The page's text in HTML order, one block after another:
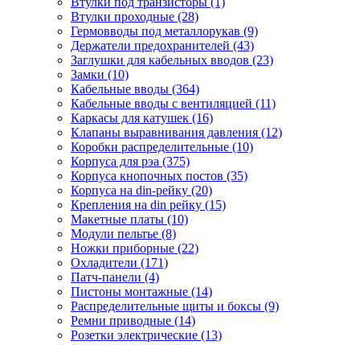
Втулки проходные (28)
Гермовводы под металлорукав (9)
Держатели предохранителей (43)
Заглушки для кабельных вводов (23)
Замки (10)
Кабельные вводы (364)
Кабельные вводы с вентиляцией (11)
Каркасы для катушек (16)
Клапаны выравнивания давления (12)
Коробки распределительные (10)
Корпуса для рэа (375)
Корпуса кнопочных постов (35)
Корпуса на din-рейку (20)
Крепления на din рейку (15)
Макетные платы (10)
Модули пельтье (8)
Ножки приборные (22)
Охладители (171)
Патч-панели (4)
Пистоны монтажные (14)
Распределительные щиты и боксы (9)
Ремни приводные (14)
Розетки электрические (13)